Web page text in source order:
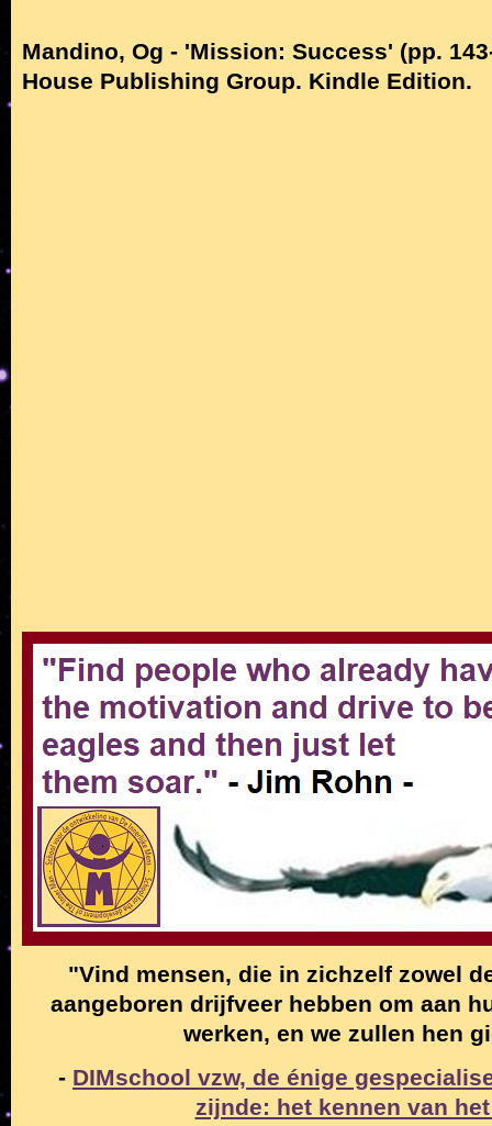
Mandino, Og - 'Mission: Success' (pp.
House Publishing Group. Kindle Edition.
"Vind mensen, die in zichzelf zowel
aangeboren drijfveer hebben om aan
werken, en we zullen hen
- DIMschool vzw, de énige
zijnde: het kennen van